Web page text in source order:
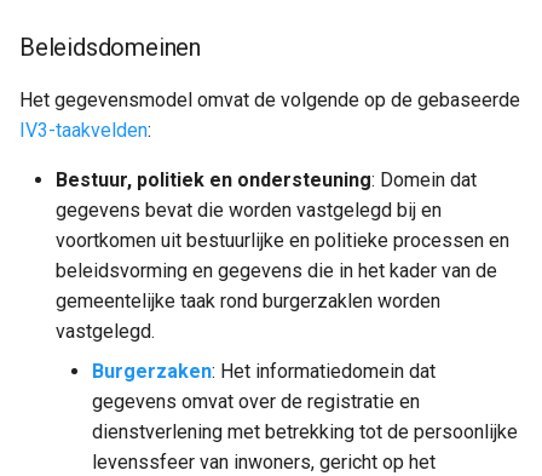
Beleidsdomeinen
Het gegevensmodel omvat de volgende op de gebaseerde
IV3-taakvelden:
Bestuur, politiek en ondersteuning: Domein dat
gegevens bevat die worden vastgelegd bij en
voortkomen uit bestuurlijke en politieke processen en
beleidsvorming en gegevens die in het kader van de
gemeentelijke taak rond burgerzaklen worden
vastgelegd.
Burgerzaken: Het informatiedomein dat
gegevens omvat over de registratie en
dienstverlening met betrekking tot de persoonlijke
levenssfeer van inwoners, gericht op het